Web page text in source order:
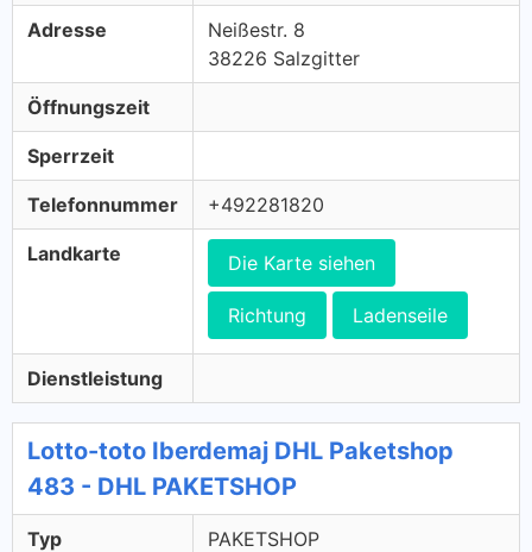
Adresse
Neißestr. 8
38226 Salzgitter
Öffnungszeit
Sperrzeit
Telefonnummer +492281820
Landkarte Die Karte siehen
Richtung Ladenseile
Dienstleistung
Lotto-toto Iberdemaj DHL Paketshop
483 - DHL PAKETSHOP
Typ PAKETSHOP